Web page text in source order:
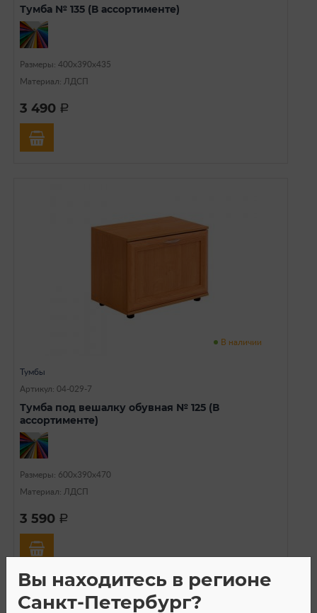
Тумба № 135 (В ассортименте)
Размеры: 400х390x435
Материал: ЛДСП
3 490 a
В наличии
Тумбы
Артикул: 04-029-7
Тумба под вешалку обувная № 125 (В
ассортименте)
Размеры: 600х390х470
Материал: ЛДСП
3 590 a
Вы находитесь в регионе
Санкт-Петербург?